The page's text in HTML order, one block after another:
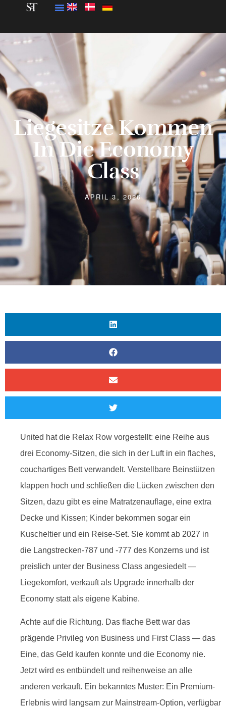
Liegesitze Kommen
In Die Economy
Class
APRIL 3, 2026
United hat die Relax Row vorgestellt: eine Reihe aus
drei Economy-Sitzen, die sich in der Luft in ein flaches,
couchartiges Bett verwandelt. Verstellbare Beinstützen
klappen hoch und schließen die Lücken zwischen den
Sitzen, dazu gibt es eine Matratzenauflage, eine extra
Decke und Kissen; Kinder bekommen sogar ein
Kuscheltier und ein Reise-Set. Sie kommt ab 2027 in
die Langstrecken-787 und -777 des Konzerns und ist
preislich unter der Business Class angesiedelt —
Liegekomfort, verkauft als Upgrade innerhalb der
Economy statt als eigene Kabine.
Achte auf die Richtung. Das flache Bett war das
prägende Privileg von Business und First Class — das
Eine, das Geld kaufen konnte und die Economy nie.
Jetzt wird es entbündelt und reihenweise an alle
anderen verkauft. Ein bekanntes Muster: Ein Premium-
Erlebnis wird langsam zur Mainstream-Option, verfügbar